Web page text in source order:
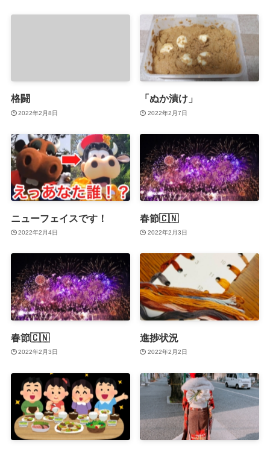
格闘
2022年2月8日
「ぬか漬け」
2022年2月7日
ニューフェイスです！
2022年2月4日
春節🇨🇳
2022年2月3日
春節🇨🇳
2022年2月3日
進捗状況
2022年2月2日